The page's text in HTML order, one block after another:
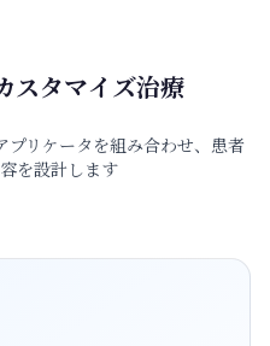
タマイズ治療
リケータを組み合わせ、患者
を設計します